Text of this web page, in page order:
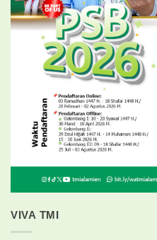
VIVA TMI